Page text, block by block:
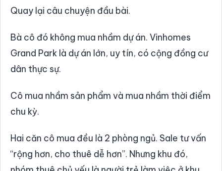
Quay lại câu chuyện đầu bài.
Bà cô đó không mua nhầm dự án. Vinhomes
Grand Park là dự án lớn, uy tín, có cộng đồng cư
dân thực sự.
Cô mua nhầm sản phẩm và mua nhầm thời điểm
chu kỳ.
Hai căn cô mua đều là 2 phòng ngủ. Sale tư vấn
“rộng hơn, cho thuê dễ hơn”. Nhưng khu đó,